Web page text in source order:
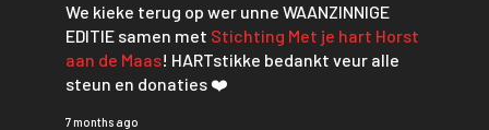
We kieke terug op wer unne WAANZINNIGE
EDITIE samen met Stichting Met je hart Horst
aan de Maas! HARTstikke bedankt veur alle
steun en donaties ❤️
7 months ago